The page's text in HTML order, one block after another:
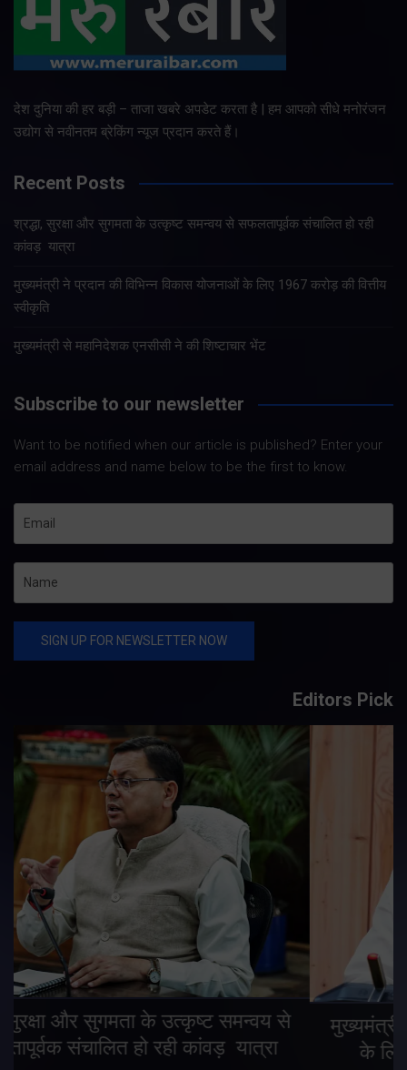
देश दुनिया की हर बड़ी – ताजा खबरे अपडेट करता है | हम आपको सीधे मनोरंजन
उद्योग से नवीनतम ब्रेकिंग न्यूज प्रदान करते हैं।
Recent Posts
श्रद्धा, सुरक्षा और सुगमता के उत्कृष्ट समन्वय से सफलतापूर्वक संचालित हो रही
कांवड़ यात्रा
मुख्यमंत्री ने प्रदान की विभिन्न विकास योजनाओं के लिए 1967 करोड़ की वित्तीय
स्वीकृति
मुख्यमंत्री से महानिदेशक एनसीसी ने की शिष्टाचार भेंट
Subscribe to our newsletter
Want to be notified when our article is published? Enter your
email address and name below to be the first to know.
Editors Pick
मुख्यमंत्री ने प्रदान की विभिन्न विकास योजनाओं
के लिए 1967 करोड़ की वित्तीय स्वीकृति